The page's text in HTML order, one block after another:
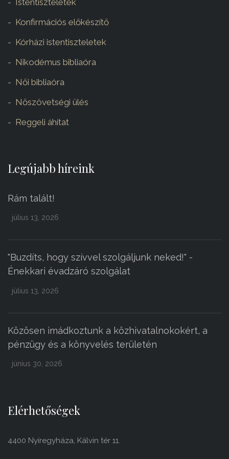
Istentiszteletek
Konfirmációs előkészítő
Kórházi istentiszteletek
Nikodémus bibliaóra
Női bibliaóra
Nőszövetségi ülés
Reggeli áhítat
Legújabb híreink
Rám talált!
július 13, 2026
"Buzdíts, hogy szívvel szolgáljunk neked!" -
Énekkari évadzáró szolgálat
július 13, 2026
Közösen imádkoztunk a közhivatalnokokért, a
pénzügy és a könyvelés területén
június 30, 2026
Elérhetőségek
4400 Nyíregyháza, Kálvin tér 11.